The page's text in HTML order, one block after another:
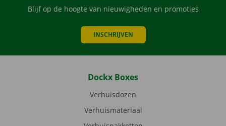
Blijf op de hoogte van nieuwigheden en promoties
INSCHRIJVEN
Dockx Boxes
Verhuisdozen
Verhuismateriaal